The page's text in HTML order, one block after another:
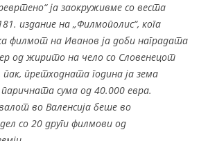
ја заокруживме со веста
издание на „Филмополис“, кога
филмот на Иванов ја доби наградата
од жирито на чело со Словенецот
пак, претходната година ја зема
сума од 40.000 евра.
во Валенсија беше во
со 20 други филмови од